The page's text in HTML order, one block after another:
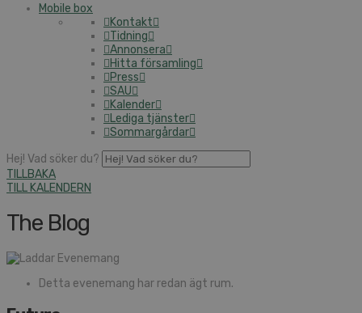
Mobile box
Kontakt
Tidning
Annonsera
Hitta församling
Press
SAU
Kalender
Lediga tjänster
Sommargårdar
Hej! Vad söker du?
TILLBAKA
TILL KALENDERN
The Blog
Detta evenemang har redan ägt rum.